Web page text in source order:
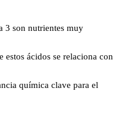
3 son nutrientes muy
ácidos se relaciona con
química clave para el